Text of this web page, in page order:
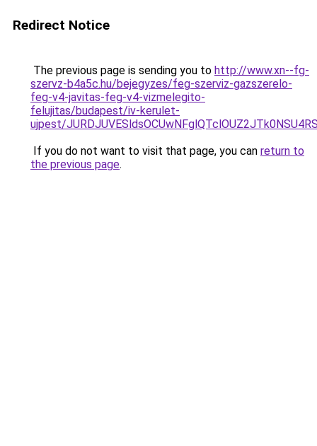
Redirect Notice
The previous page is sending you to http://www.xn--fg-
szervz-b4a5c.hu/bejegyzes/feg-szerviz-gazszerelo-
feg-v4-javitas-feg-v4-vizmelegito-
felujitas/budapest/iv-kerulet-
ujpest/
If you do not want to visit that page, you can return to
the previous page.